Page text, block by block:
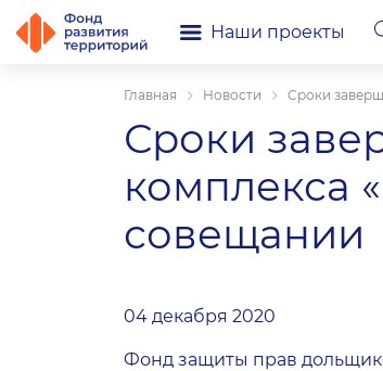
Наши проекты
Главная Новости Сроки
Сроки
комплекса
совещании
04 декабря 2020
Фонд защиты прав